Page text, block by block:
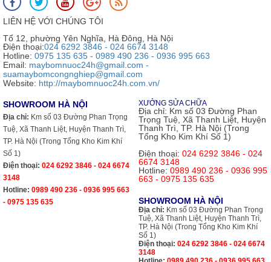
LIÊN HỆ VỚI CHÚNG TÔI
Tổ 12, phường Yên Nghĩa, Hà Đông, Hà Nội
Điện thoại:024 6292 3846 - 024 6674 3148
Hotline: 0975 135 635 - 0989 490 236 - 0936 995 663
Email: maybomnuoc24h@gmail.com -
suamaybomcongnghiep@gmail.com
Website: http://maybomnuoc24h.com.vn/
SHOWROOM HÀ NỘI
Địa chỉ: Km số 03 Đường Phan Trọng
Tuệ, Xã Thanh Liệt, Huyện Thanh Trì,
TP. Hà Nội (Trong Tổng Kho Kim Khí
Số 1)
Điện thoại: 024 6292 3846 - 024 6674
3148
Hotline: 0989 490 236 - 0936 995 663
- 0975 135 635
XƯỞNG SỬA CHỮA
Địa chỉ: Km số 03 Đường Phan
Trọng Tuệ, Xã Thanh Liệt, Huyện
Thanh Trì, TP. Hà Nội (Trong
Tổng Kho Kim Khí Số 1)
Điện thoại: 024 6292 3846 - 024
6674 3148
Hotline: 0989 490 236 - 0936 995
663 - 0975 135 635
SHOWROOM HÀ NỘI
Địa chỉ: Km số 03 Đường Phan Trọng
Tuệ, Xã Thanh Liệt, Huyện Thanh Trì,
TP. Hà Nội (Trong Tổng Kho Kim Khí
Số 1)
Điện thoại: 024 6292 3846 - 024 6674
3148